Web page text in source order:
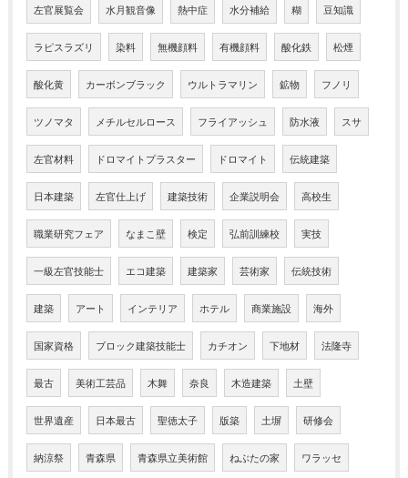
左官展覧会 水月観音像 熱中症 水分補給 糊 豆知識
ラピスラズリ 染料 無機顔料 有機顔料 酸化鉄 松煙
酸化黄 カーボンブラック ウルトラマリン 鉱物 フノリ
ツノマタ メチルセルロース フライアッシュ 防水液 スサ
左官材料 ドロマイトプラスター ドロマイト 伝統建築
日本建築 左官仕上げ 建築技術 企業説明会 高校生
職業研究フェア なまこ壁 検定 弘前訓練校 実技
一級左官技能士 エコ建築 建築家 芸術家 伝統技術
建築 アート インテリア ホテル 商業施設 海外
国家資格 ブロック建築技能士 カチオン 下地材 法隆寺
最古 美術工芸品 木舞 奈良 木造建築 土壁
世界遺産 日本最古 聖徳太子 版築 土塀 研修会
納涼祭 青森県 青森県立美術館 ねぶたの家 ワラッセ